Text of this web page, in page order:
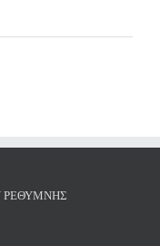
ΡΕΘΎΜΝΗΣ